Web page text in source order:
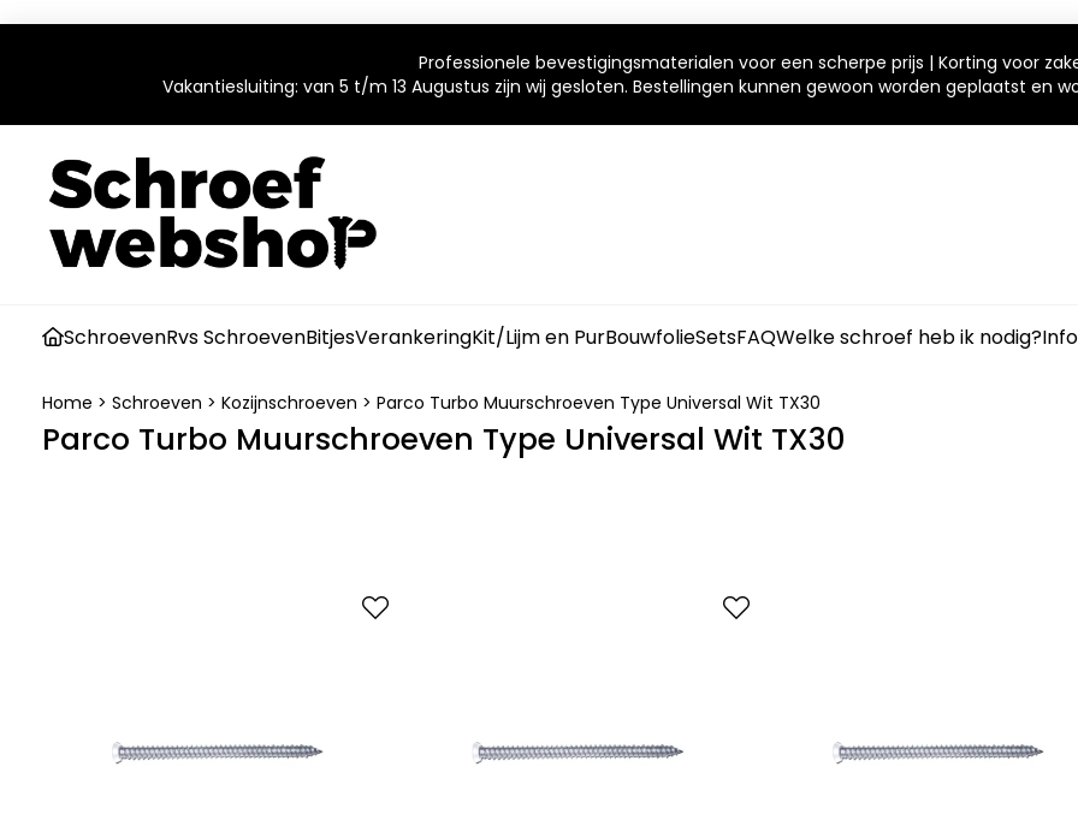
Professionele bevestigingsmaterialen voor een scherpe prijs | Korting voor
Vakantiesluiting: van 5 t/m 13 Augustus zijn wij gesloten. Bestellingen kunnen gewoon worden geplaatst en
SchroevenRvs SchroevenBitjesVerankeringKit/Lijm en PurBouwfolieSetsFAQWelke schroef heb ik nodig?
Home > Schroeven > Kozijnschroeven > Parco Turbo Muurschroeven Type Universal Wit TX30
Parco Turbo Muurschroeven Type Universal Wit TX30